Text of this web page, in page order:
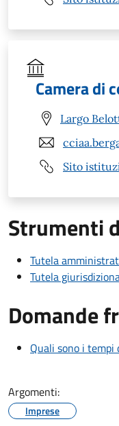
Camera di
Largo
Sito
Strumenti
Tutela
Tutela
Domande
Quali sono i
Argomenti:
Imprese